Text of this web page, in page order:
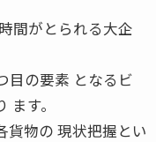
間がとられる大企
目の要素 となるビ
す。
貨物の 現状把握とい